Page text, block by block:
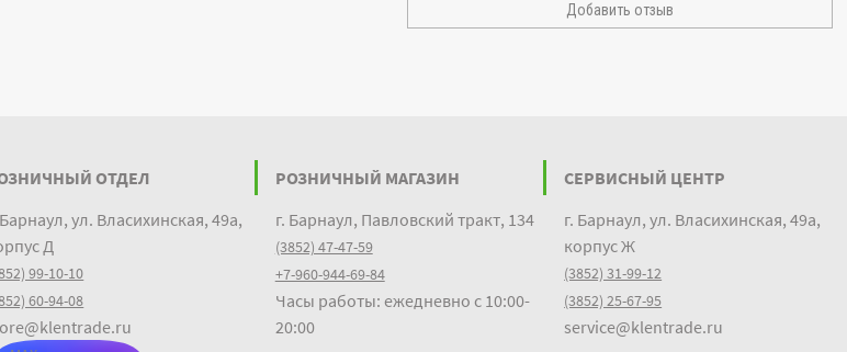
Добавить отзыв
ОТДЕЛ
Барнаул, ул. Власихинская, 49а,
Д
99-10-10
60-94-08
РОЗНИЧНЫЙ МАГАЗИН
г. Барнаул, Павловский тракт, 134
(3852) 47-47-59
+7-960-944-69-84
Часы работы: ежедневно с 10:00-
20:00
СЕРВИСНЫЙ ЦЕНТР
г. Барнаул, ул. Власихинская, 49а,
корпус Ж
(3852) 31-99-12
(3852) 25-67-95
service@klentrade.ru